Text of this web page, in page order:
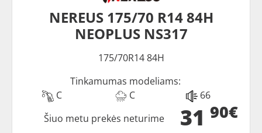
NEREUS 175/70 R14 84H
NEOPLUS NS317
175/70R14 84H
Tinkamumas modeliams:
C
C 66
31 90€
Šiuo metu prekės neturime